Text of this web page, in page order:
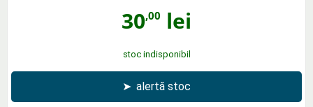
30,00 lei
stoc indisponibil
➤ alertă stoc